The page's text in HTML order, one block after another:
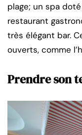
plage; un spa
restaurant
très élégant bar.
ouverts, comme
Prendre son